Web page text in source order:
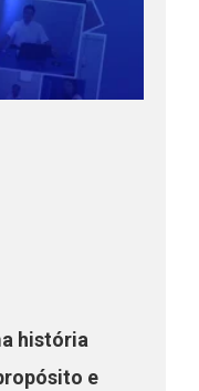
história
e